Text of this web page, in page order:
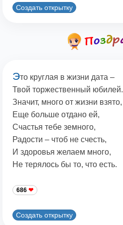
Создать открытку
Это круглая в жизни дата –
Твой торжественный юбилей.
Значит, много от жизни взято,
Еще больше отдано ей,
Счастья тебе земного,
Радости – чтоб не счесть,
И здоровья желаем много,
Не терялось бы то, что есть.
686
Создать открытку